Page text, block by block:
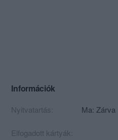
Információk
Nyitvatartás: Ma: Zárva
Elfogadott kártyák: